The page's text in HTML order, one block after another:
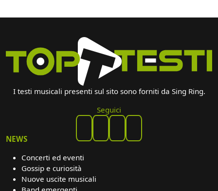
I testi musicali presenti sul sito sono forniti da Sing Ring.
Seguici
NEWS
Concerti ed eventi
Gossip e curiosità
Nuove uscite musicali